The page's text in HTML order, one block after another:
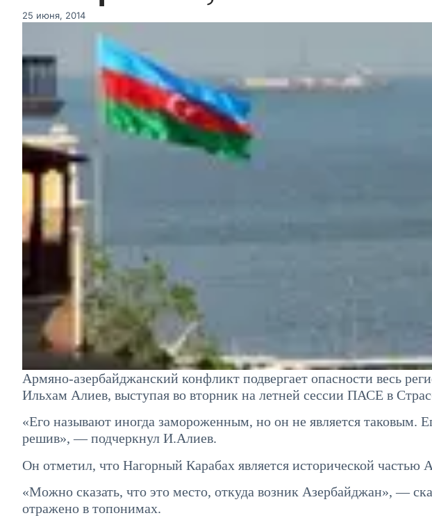
25 июня, 2014
Армяно-азербайджанский конфликт подвергает опасности весь
Ильхам Алиев, выступая во вторник на летней сессии ПАСЕ в
«Его называют иногда замороженным, но он не является таковым.
решив», — подчеркнул И.Алиев.
Он отметил, что Нагорный Карабах является исторической частью
«Можно сказать, что это место, откуда возник Азербайджан», —
отражено в топонимах.